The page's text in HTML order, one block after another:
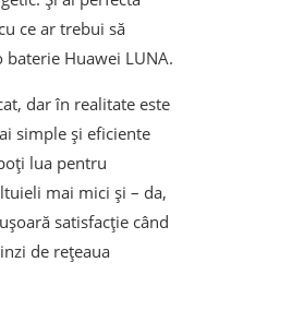
ce ar trebui să
baterie Huawei LUNA.
dar în realitate este
simple și eficiente
lua pentru
mai mici și – da,
satisfacție când
de rețeaua